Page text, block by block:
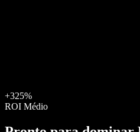
+325%
ROI Médio